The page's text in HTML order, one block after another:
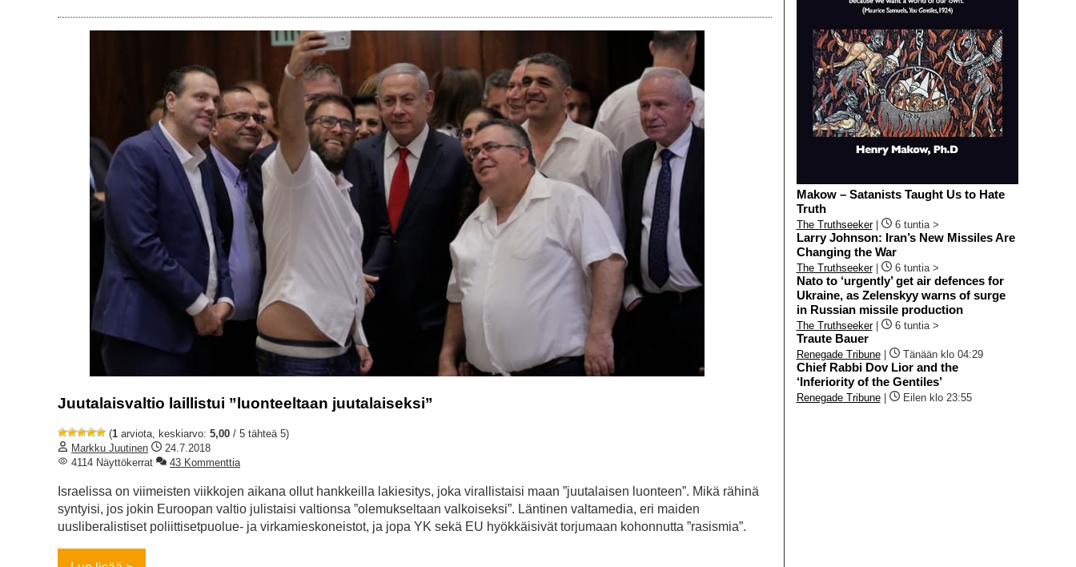
Juutalaisvaltio laillistui ”luonteeltaan juutalaiseksi”
(1 arviota, keskiarvo: 5,00 / 5 tähteä 5)
Markku Juutinen
24.7.2018
4114 Näyttökerrat
43 Kommenttia
Israelissa on viimeisten viikkojen aikana ollut hankkeilla lakiesitys, joka virallistaisi maan ”juutalaisen luonteen”. Mikä rähinä
syntyisi, jos jokin Euroopan valtio julistaisi valtionsa ”olemukseltaan valkoiseksi”. Läntinen valtamedia, eri maiden
uusliberalistiset poliittisetpuolue- ja virkamieskoneistot, ja jopa YK sekä EU hyökkäisivät torjumaan kohonnutta ”rasismia”.
Makow – Satanists Taught Us to Hate
Truth
The Truthseeker| 6 tuntia >
Larry Johnson: Iran’s New Missiles Are
Changing the War
The Truthseeker| 6 tuntia >
Nato to ‘urgently’ get air defences for
Ukraine, as Zelenskyy warns of surge
in Russian missile production
The Truthseeker| 6 tuntia >
Traute Bauer
Renegade Tribune| Tänään klo 04:29
Chief Rabbi Dov Lior and the
‘Inferiority of the Gentiles’
Renegade Tribune| Eilen klo 23:55